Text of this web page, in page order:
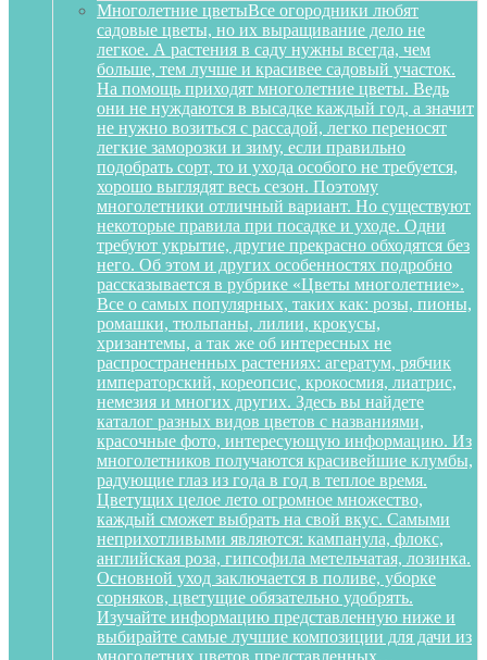
Многолетние цветыВсе огородники любят
садовые цветы, но их выращивание дело не
легкое. А растения в саду нужны всегда, чем
больше, тем лучше и красивее садовый участок.
На помощь приходят многолетние цветы. Ведь
они не нуждаются в высадке каждый год, а значит
не нужно возиться с рассадой, легко переносят
легкие заморозки и зиму, если правильно
подобрать сорт, то и ухода особого не требуется,
хорошо выглядят весь сезон. Поэтому
многолетники отличный вариант. Но существуют
некоторые правила при посадке и уходе. Одни
требуют укрытие, другие прекрасно обходятся без
него. Об этом и других особенностях подробно
рассказывается в рубрике «Цветы многолетние».
Все о самых популярных, таких как: розы, пионы,
ромашки, тюльпаны, лилии, крокусы,
хризантемы, а так же об интересных не
распространенных растениях: агератум, рябчик
императорский, кореопсис, крокосмия, лиатрис,
немезия и многих других. Здесь вы найдете
каталог разных видов цветов с названиями,
красочные фото, интересующую информацию. Из
многолетников получаются красивейшие клумбы,
радующие глаз из года в год в теплое время.
Цветущих целое лето огромное множество,
каждый сможет выбрать на свой вкус. Самыми
неприхотливыми являются: кампанула, флокс,
английская роза, гипсофила метельчатая, лозинка.
Основной уход заключается в поливе, уборке
сорняков, цветущие обязательно удобрять.
Изучайте информацию представленную ниже и
выбирайте самые лучшие композиции для дачи из
многолетних цветов представленных…